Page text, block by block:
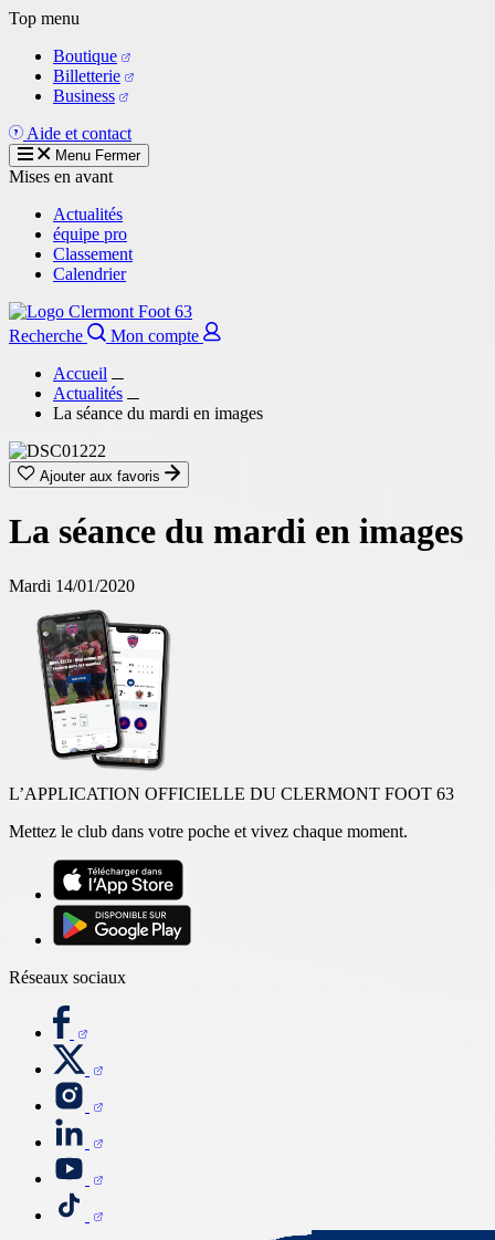
Aller
contenu
principal
Top menu
Boutique
Billetterie
Business
Aide et contact
Menu Fermer
Mises en avant
Actualités
équipe pro
Classement
Calendrier
Recherche
Mon compte
Accueil
Actualités
La séance du mardi en images
Ajouter aux favoris
La séance du mardi en images
Mardi 14/01/2020
L’APPLICATION OFFICIELLE DU CLERMONT FOOT 63
Mettez le club dans votre poche et vivez chaque moment.
Réseaux sociaux